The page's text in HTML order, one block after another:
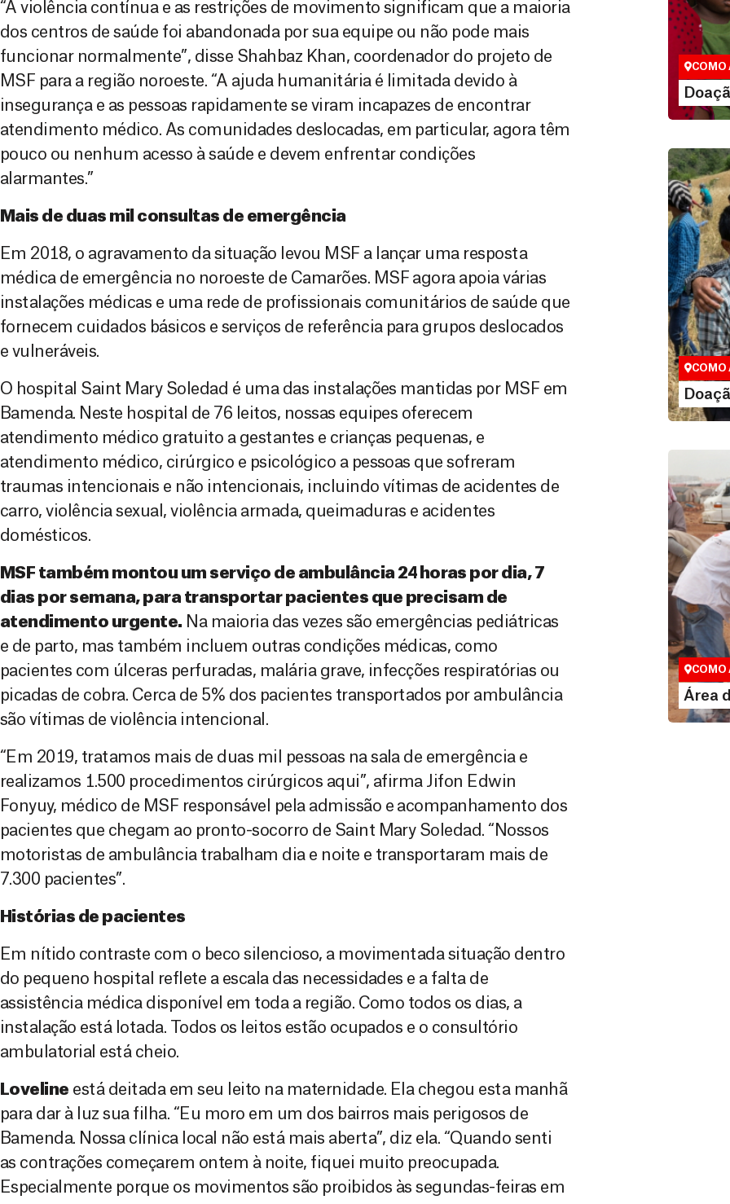
“A violência contínua e as restrições de movimento significam que a maioria
dos centros de saúde foi abandonada por sua equipe ou não pode mais
funcionar normalmente”, disse Shahbaz Khan, coordenador do projeto de
MSF para a região noroeste. “A ajuda humanitária é limitada devido à
insegurança e as pessoas rapidamente se viram incapazes de encontrar
atendimento médico. As comunidades deslocadas, em particular, agora têm
pouco ou nenhum acesso à saúde e devem enfrentar condições
alarmantes.”
Mais de duas mil consultas de emergência
Em 2018, o agravamento da situação levou MSF a lançar uma resposta
médica de emergência no noroeste de Camarões. MSF agora apoia várias
instalações médicas e uma rede de profissionais comunitários de saúde que
fornecem cuidados básicos e serviços de referência para grupos deslocados
e vulneráveis.
O hospital Saint Mary Soledad é uma das instalações mantidas por MSF em
Bamenda. Neste hospital de 76 leitos, nossas equipes oferecem
atendimento médico gratuito a gestantes e crianças pequenas, e
atendimento médico, cirúrgico e psicológico a pessoas que sofreram
traumas intencionais e não intencionais, incluindo vítimas de acidentes de
carro, violência sexual, violência armada, queimaduras e acidentes
domésticos.
MSF também montou um serviço de ambulância 24 horas por dia, 7
dias por semana, para transportar pacientes que precisam de
atendimento urgente. Na maioria das vezes são emergências pediátricas
e de parto, mas também incluem outras condições médicas, como
pacientes com úlceras perfuradas, malária grave, infecções respiratórias ou
picadas de cobra. Cerca de 5% dos pacientes transportados por ambulância
são vítimas de violência intencional.
“Em 2019, tratamos mais de duas mil pessoas na sala de emergência e
realizamos 1.500 procedimentos cirúrgicos aqui”, afirma Jifon Edwin
Fonyuy, médico de MSF responsável pela admissão e acompanhamento dos
pacientes que chegam ao pronto-socorro de Saint Mary Soledad. “Nossos
motoristas de ambulância trabalham dia e noite e transportaram mais de
7.300 pacientes”.
Histórias de pacientes
Em nítido contraste com o beco silencioso, a movimentada situação dentro
do pequeno hospital reflete a escala das necessidades e a falta de
assistência médica disponível em toda a região. Como todos os dias, a
instalação está lotada. Todos os leitos estão ocupados e o consultório
ambulatorial está cheio.
Loveline está deitada em seu leito na maternidade. Ela chegou esta manhã
para dar à luz sua filha. “Eu moro em um dos bairros mais perigosos de
Bamenda. Nossa clínica local não está mais aberta”, diz ela. “Quando senti
as contrações começarem ontem à noite, fiquei muito preocupada.
Especialmente porque os movimentos são proibidos às segundas-feiras em
São as
que nos
vidas em
COMO
Você
maneiras,
valor que
COMO
Área
Espaço
COMO
Área